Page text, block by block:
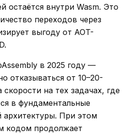
остаётся внутри Wasm. Это
переходов через
выгоду от AOT-
в 2025 году —
отказываться от 10–20-
скорости на тех задачах, где
в фундаментальные
архитектуры. При этом
кодом продолжает